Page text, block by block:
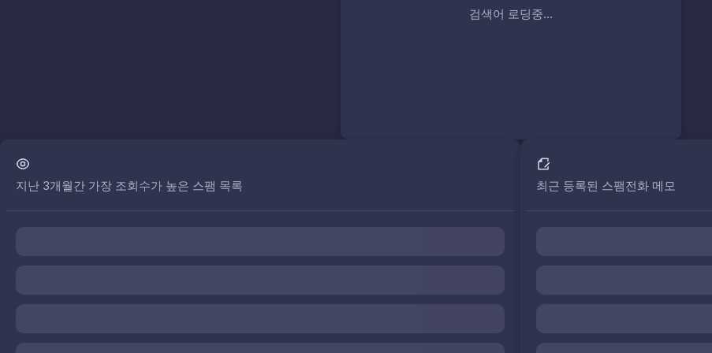
검색어 로딩중...
지난 3개월간 가장 조회수가 높은 스팸 목록 최근 등록된 스팸전화 메모